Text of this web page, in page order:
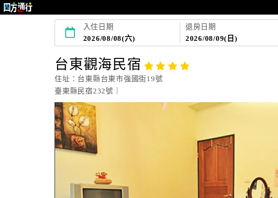
入住日期
2026/08/08(六)
退房日期
2026/08/09(日)
台東觀海民宿
住址：台東縣台東市強國街19號
臺東縣民宿232號｜